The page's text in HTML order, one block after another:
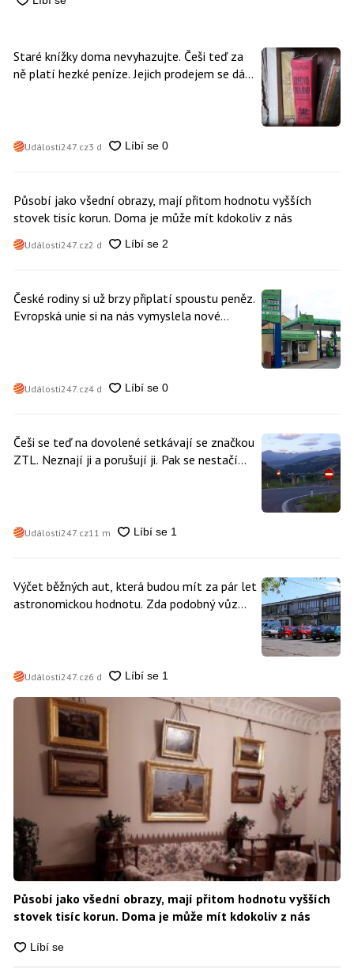
Staré knížky doma nevyhazujte. Češi teď za
ně platí hezké peníze. Jejich prodejem se dá
Události247.cz3 d
Působí jako všední obrazy, mají přitom hodnotu vyšších
stovek tisíc korun. Doma je může mít kdokoliv z nás
Události247.cz2 d
České rodiny si už brzy připlatí spoustu peněz.
Evropská unie si na nás vymyslela nové
Události247.cz4 d
Češi se teď na dovolené setkávají se značkou
ZTL. Neznají ji a porušují ji. Pak se nestačí
Události247.cz11 m
Výčet běžných aut, která budou mít za pár let
astronomickou hodnotu. Zda podobný vůz
Události247.cz6 d
Působí jako všední obrazy, mají přitom hodnotu vyšších
stovek tisíc korun. Doma je může mít kdokoliv z nás